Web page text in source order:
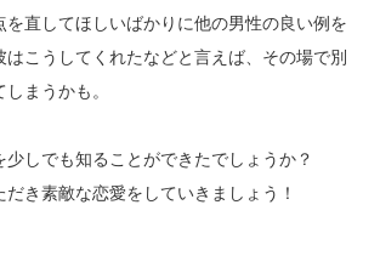
を直してほしいばかりに他の男性の良い例を
こうしてくれたなどと言えば、その場で別
まうかも。
しでも知ることができたでしょうか？
き素敵な恋愛をしていきましょう！